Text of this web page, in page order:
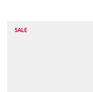
SALE